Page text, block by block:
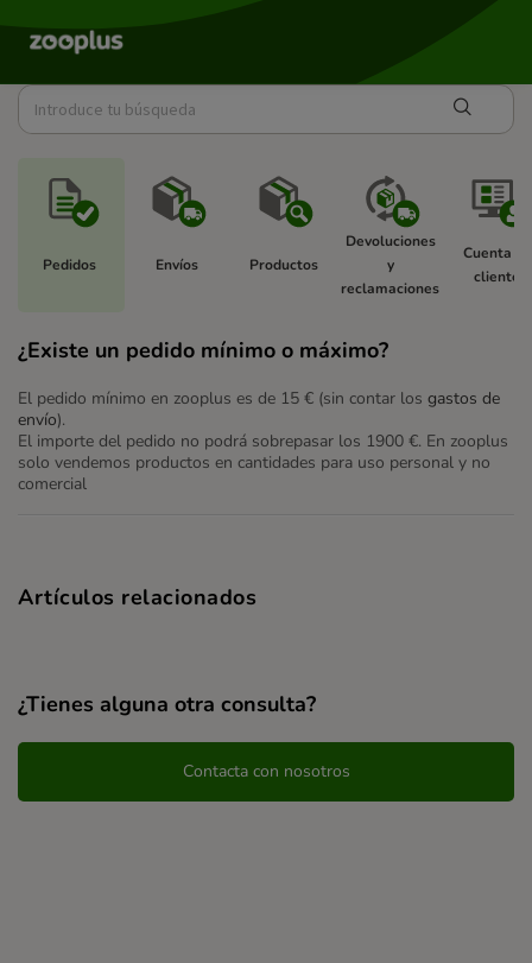
Pedidos Envíos Productos
Devoluciones
y
reclamaciones
Cuenta
cliente
¿Existe un pedido mínimo o máximo?
El pedido mínimo en zooplus es de 15 € (sin contar los gastos de
envío).
El importe del pedido no podrá sobrepasar los 1900 €. En zooplus
solo vendemos productos en cantidades para uso personal y no
comercial
Artículos relacionados
¿Tienes alguna otra consulta?
Contacta con nosotros